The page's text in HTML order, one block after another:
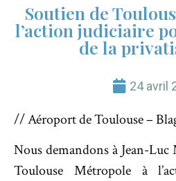
Soutien de
l’action judiciaire
de la
24 avril
// Aéroport de Toulouse –
Nous demandons à Jean-
Toulouse Métropole à